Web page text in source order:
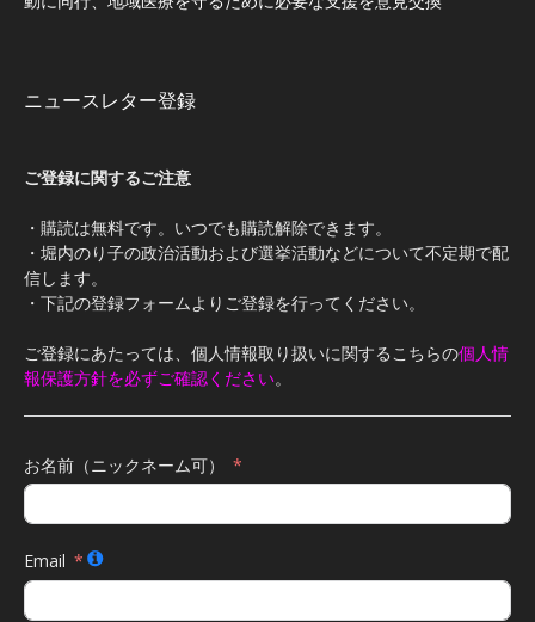
ニュースレター登録
ご登録に関するご注意
・購読は無料です。いつでも購読解除できます。
・堀内のり子の政治活動および選挙活動などについて不定期で配
信します。
・下記の登録フォームよりご登録を行ってください。
ご登録にあたっては、個人情報取り扱いに関するこちらの個人情
報保護方針を必ずご確認ください。
お名前（ニックネーム可）
Email